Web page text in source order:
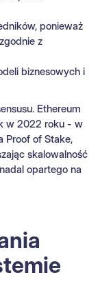
ponieważ
z
biznesowych i
Ethereum
w 2022 roku - w
Proof of Stake,
skalowalność
opartego na